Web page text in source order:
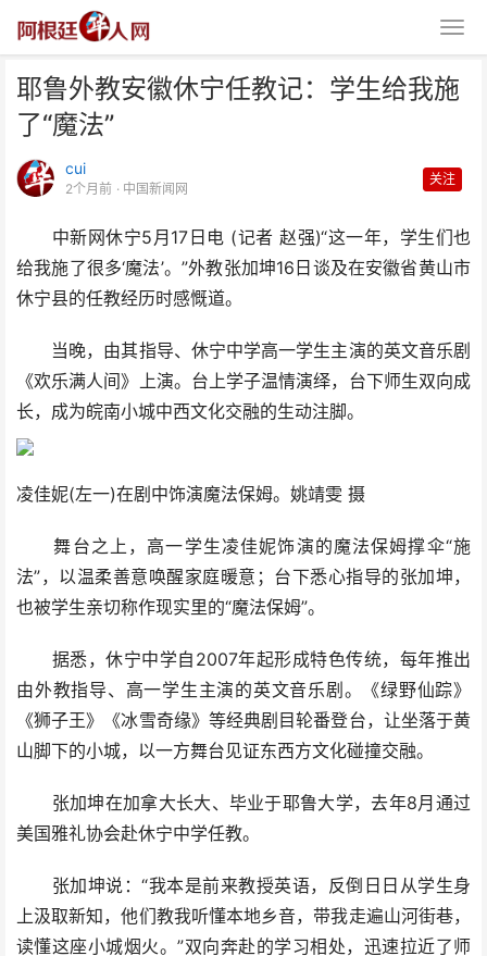
耶鲁外教安徽休宁任教记：学生给我施
了“魔法”
cui
2个月前 · 中国新闻网
关注
中新网休宁5月17日电 (记者 赵强)“这一年，学生们也
给我施了很多‘魔法’。”外教张加坤16日谈及在安徽省黄山市
休宁县的任教经历时感慨道。
当晚，由其指导、休宁中学高一学生主演的英文音乐剧
《欢乐满人间》上演。台上学子温情演绎，台下师生双向成
长，成为皖南小城中西文化交融的生动注脚。
凌佳妮(左一)在剧中饰演魔法保姆。姚靖雯 摄
舞台之上，高一学生凌佳妮饰演的魔法保姆撑伞“施
法”，以温柔善意唤醒家庭暖意；台下悉心指导的张加坤，
也被学生亲切称作现实里的“魔法保姆”。
据悉，休宁中学自2007年起形成特色传统，每年推出
由外教指导、高一学生主演的英文音乐剧。《绿野仙踪》
《狮子王》《冰雪奇缘》等经典剧目轮番登台，让坐落于黄
山脚下的小城，以一方舞台见证东西方文化碰撞交融。
张加坤在加拿大长大、毕业于耶鲁大学，去年8月通过
美国雅礼协会赴休宁中学任教。
张加坤说：“我本是前来教授英语，反倒日日从学生身
上汲取新知，他们教我听懂本地乡音，带我走遍山河街巷，
读懂这座小城烟火。”双向奔赴的学习相处，迅速拉近了师
耶鲁外教安徽休宁任教记：学生给
我施了“魔法”